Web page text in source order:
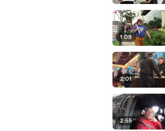
1:09
2:01
2:55